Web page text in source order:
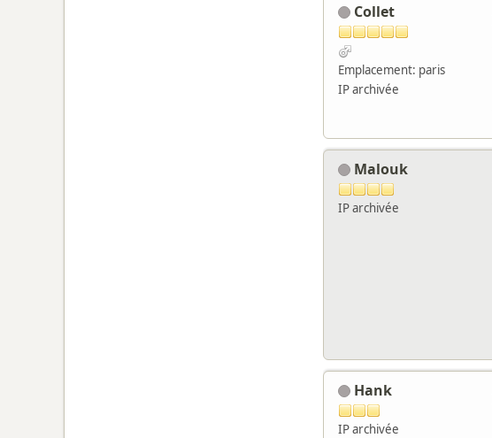
Collet
Emplacement: paris
IP archivée
Malouk
IP archivée
Hank
IP archivée